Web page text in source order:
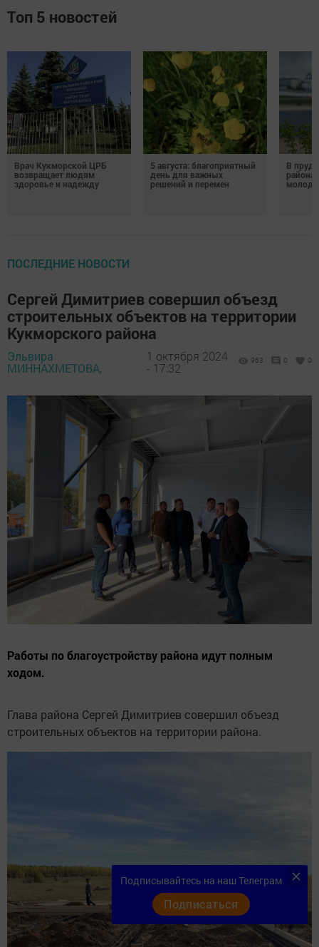
Топ 5 новостей
Врач Кукморской ЦРБ
возвращает людям
здоровье и надежду
5 августа: благоприятный
день для важных
решений и перемен
В
района
ПОСЛЕДНИЕ НОВОСТИ
Сергей Димитриев совершил объезд
строительных объектов на территории
Кукморского района
Эльвира
МИННАХМЕТОВА,
1 октября 2024
- 17:32
963 0 0
Работы по благоустройству района идут полным
ходом.
Глава района Сергей Димитриев совершил объезд
строительных объектов на территории района.
Подписывайтесь на наш Телеграм
Подписаться